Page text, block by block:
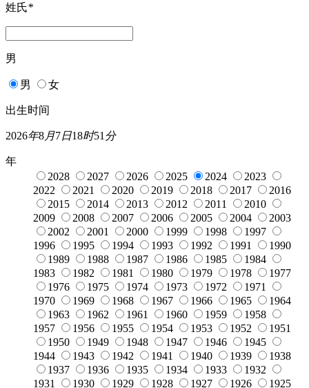
姓氏*
男
男 女
出生时间
2026年8月7日18时51 分
年
2028
2027 2026 2025 2024
2023
2022
2021 2020 2019 2018 2017
2016
2015
2014 2013 2012 2011
2010
2009
2008 2007 2006 2005 2004
2003
2002
2001 2000 1999 1998
1997
1996
1995 1994 1993 1992 1991
1990
1989
1988 1987 1986 1985
1984
1983
1982 1981 1980 1979 1978
1977
1976
1975 1974 1973 1972
1971
1970
1969 1968 1967 1966 1965
1964
1963
1962 1961 1960 1959
1958
1957
1956 1955 1954 1953 1952
1951
1950
1949 1948 1947 1946
1945
1944
1943 1942 1941 1940 1939
1938
1937
1936 1935 1934 1933
1932
1931
1930 1929 1928 1927 1926
1925